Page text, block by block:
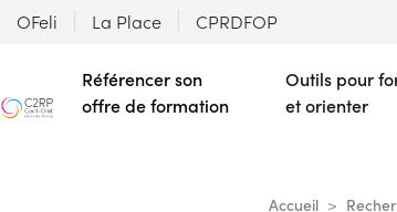
OFeli La Place CPRDFOP
Référencer son
offre de formation
Outils pour
et orienter
Accueil